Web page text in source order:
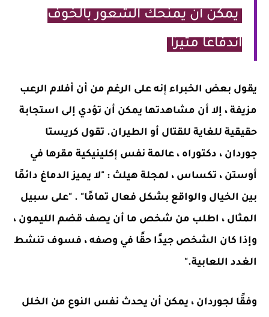
يمكن أن يمنحك الشعور بالخوف
اندفاعًا مثيرًا
يقول بعض الخبراء إنه على الرغم من أن أفلام الرعب
مزيفة ، إلا أن مشاهدتها يمكن أن تؤدي إلى استجابة
حقيقية للغاية للقتال أو الطيران. تقول كريستا
جوردان ، دكتوراه ، عالمة نفس إكلينيكية مقرها في
أوستن ، تكساس ، لمجلة هيلث : "لا يميز الدماغ دائمًا
بين الخيال والواقع بشكل فعال تمامًا" . "على سبيل
المثال ، اطلب من شخص ما أن يصف قضم الليمون ،
وإذا كان الشخص جيدًا حقًا في وصفه ، فسوف تنشط
الغدد اللعابية."
وفقًا لجوردان ، يمكن أن يحدث نفس النوع من الخلل